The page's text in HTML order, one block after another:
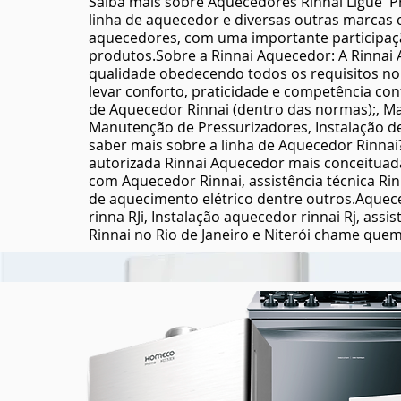
conversão de fogão electrolux para gás
encanado
linha de aquecedor e diversas outras
aquecedores, com uma importante
produtos.Sobre a Rinnai Aquecedor: A
qualidade obedecendo todos os requisitos
levar conforto, praticidade e competência
de Aquecedor Rinnai (dentro das normas);,
Manutenção de Pressurizadores, Instalação
saber mais sobre a linha de Aquecedor
autorizada Rinnai Aquecedor mais
com Aquecedor Rinnai, assistência técnica
de aquecimento elétrico dentre
rinna RJi, Instalação aquecedor rinnai Rj,
Rinnai no Rio de Janeiro e Niterói chame